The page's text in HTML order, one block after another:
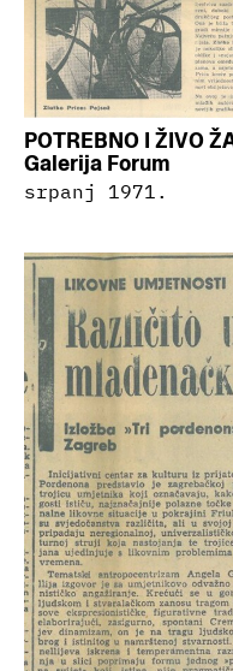
POTREBNO I ŽIVO
Galerija Forum
srpanj 1971.